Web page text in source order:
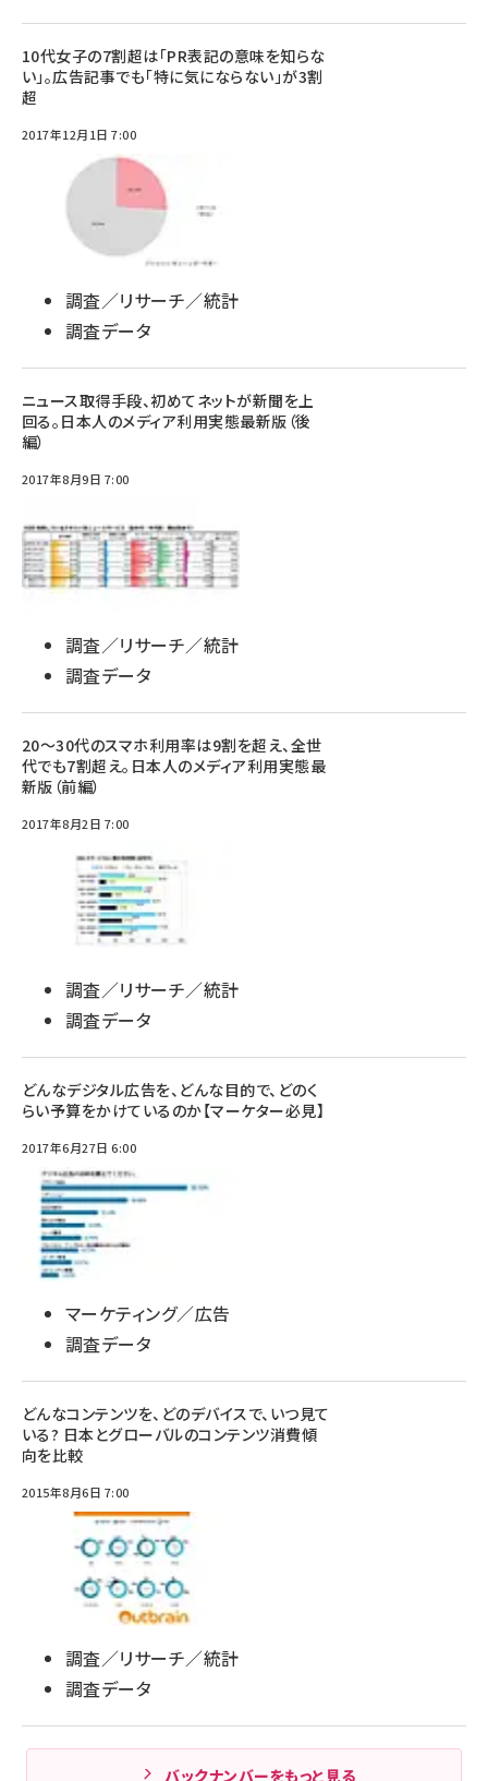
10代女子の7割超は「PR表記の意味を知らな
い」。広告記事でも「特に気にならない」が3割
超
2017年12月1日 7:00
調査／リサーチ／統計
調査データ
ニュース取得手段、初めてネットが新聞を上
回る。日本人のメディア利用実態最新版（後
編）
2017年8月9日 7:00
調査／リサーチ／統計
調査データ
20～30代のスマホ利用率は9割を超え、全世
代でも7割超え。日本人のメディア利用実態最
新版（前編）
2017年8月2日 7:00
調査／リサーチ／統計
調査データ
どんなデジタル広告を、どんな目的で、どのく
らい予算をかけているのか【マーケター必見】
2017年6月27日 6:00
マーケティング／広告
調査データ
どんなコンテンツを、どのデバイスで、いつ見て
いる? 日本とグローバルのコンテンツ消費傾
向を比較
2015年8月6日 7:00
調査／リサーチ／統計
調査データ
バックナンバーをもっと見る